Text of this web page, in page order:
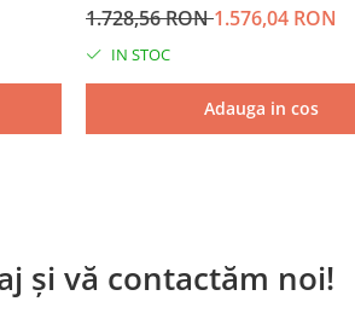
1.728,56 RON1.576,04 RON
IN STOC
Adauga in cos
și vă contactăm noi!